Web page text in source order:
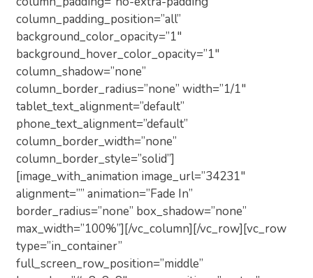
column_padding_position=”all”
background_color_opacity=”1″
background_hover_color_opacity=”1″
column_shadow=”none”
column_border_radius=”none” width=”1/1″
tablet_text_alignment=”default”
phone_text_alignment=”default”
column_border_width=”none”
column_border_style=”solid”]
[image_with_animation image_url=”34231″
alignment=”” animation=”Fade In”
border_radius=”none” box_shadow=”none”
max_width=”100%”][/vc_column][/vc_row][vc_row
type=”in_container”
full_screen_row_position=”middle”